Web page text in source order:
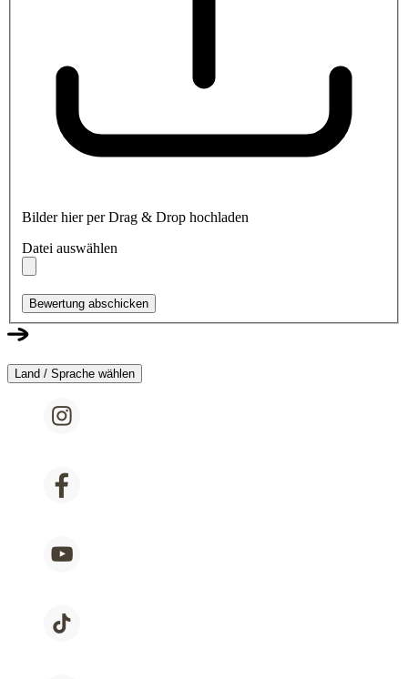
Bilder hier per Drag & Drop hochladen
Datei auswählen
Bewertung abschicken
Land / Sprache wählen